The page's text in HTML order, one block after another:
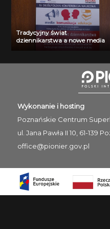
Tradycyjny świat
dziennikarstwa a nowe media
Wykonanie i hosting
Poznańskie Centrum
ul. Jana Pawła II 10, 61-139
office@pionier.gov.pl